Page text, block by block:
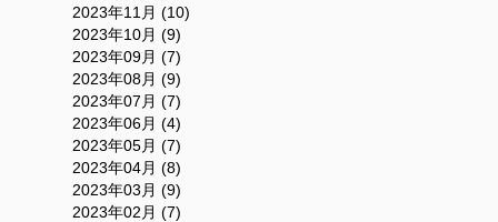
2023年11月 (10)
2023年10月 (9)
2023年09月 (7)
2023年08月 (9)
2023年07月 (7)
2023年06月 (4)
2023年05月 (7)
2023年04月 (8)
2023年03月 (9)
2023年02月 (7)